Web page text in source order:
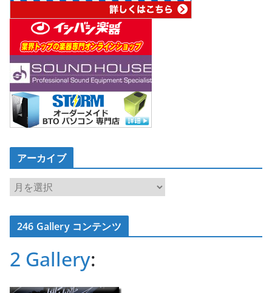
アーカイブ
ア
ー
カ
イ246 Gallery コンテンツ
2 Gallery: